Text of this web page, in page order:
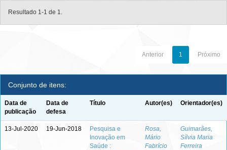
Resultado 1-1 de 1.
Anterior 1 Próximo
Conjunto de itens:
Data de
publicação
Data de
defesa
Título Autor(es) Orientador(es)
13-Jul-2020 19-Jun-2018
Pesquisa e
Inovação em
Saúde :
Rosa,
Mário
Fabrício
Guimarães,
Sílvia Maria
Ferreira